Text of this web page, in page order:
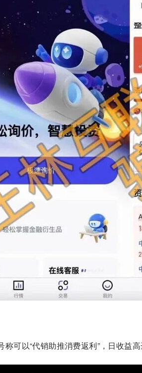
称可以“代销助推消费返利”，日收益